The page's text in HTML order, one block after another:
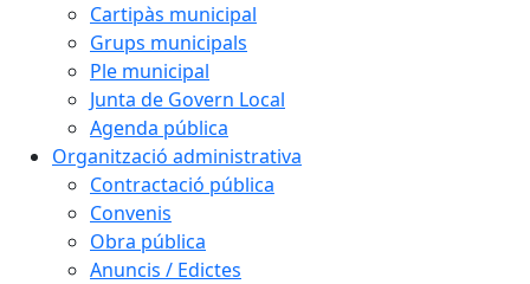
Cartipàs municipal
Grups municipals
Ple municipal
Junta de Govern Local
Agenda pública
Organització administrativa
Contractació pública
Convenis
Obra pública
Anuncis / Edictes